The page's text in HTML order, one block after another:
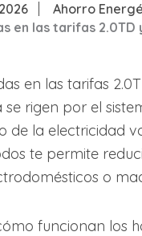
Ahorro
en las tarifas 2.0TD
en las tarifas
rigen por el
de la electricidad
te permite
o
funcionan los